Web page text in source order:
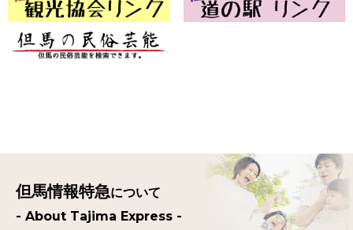
但馬情報特急について
- About Tajima Express -